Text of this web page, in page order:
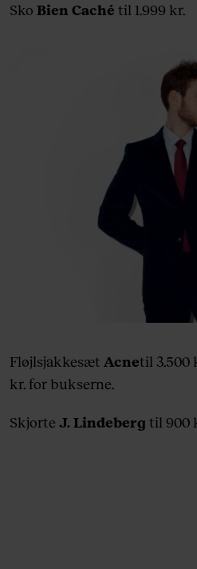
Sko Bien Caché til 1.999 kr.
Fløjlsjakkesæt Acnetil 3.500
kr. for bukserne.
Skjorte J. Lindeberg til 900